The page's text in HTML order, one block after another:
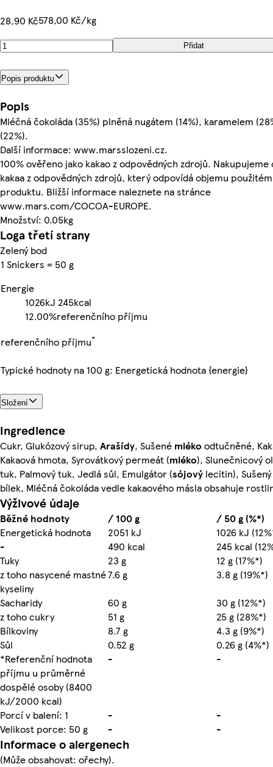
28,90 Kč578,00 Kč/kg
Přidat
Popis produktu
Popis
Mléčná čokoláda (35%) plněná nugátem (14%), karamelem
(22%).
Další informace: www.marsslozeni.cz.
100% ověřeno jako kakao z odpovědných zdrojů. Nakupujeme
kakaa z odpovědných zdrojů, který odpovídá objemu
produktu. Bližší informace naleznete na stránce
www.mars.com/COCOA-EUROPE.
Množství: 0.05kg
Loga třetí strany
Zelený bod
1 Snickers = 50 g
Energie
1026kJ 245kcal
12.00%referenčního příjmu
referenčního příjmu*
Typické hodnoty na 100 g: Energetická hodnota {energie}
Složení
Ingredience
Cukr, Glukózový sirup, Arašídy, Sušené mléko odtučněné,
Kakaová hmota, Syrovátkový permeát (mléko), Slunečnicový
tuk, Palmový tuk, Jedlá sůl, Emulgátor (sójový lecitin), Sušený
bílek, Mléčná čokoláda vedle kakaového másla obsahuje
Výživové údaje
Běžné hodnoty / 100 g
/ 50 g (%*)
Energetická hodnota
2051 kJ
1026 kJ
-
490 kcal
245 kcal
Tuky
23 g
12 g (17%*)
z toho nasycené mastné
kyseliny
7.6 g
3.8 g (19%*)
Sacharidy
60 g
30 g (12%*)
z toho cukry
51 g
25 g (28%*)
Bílkoviny
8.7 g
4.3 g (9%*)
Sůl
0.52 g
0.26 g (4%*)
*Referenční hodnota
příjmu u průměrné
dospělé osoby (8400
kJ/2000 kcal)
- -
Porcí v balení: 1 -
-
Velikost porce: 50 g
- -
Informace o alergenech
(Může obsahovat: ořechy).